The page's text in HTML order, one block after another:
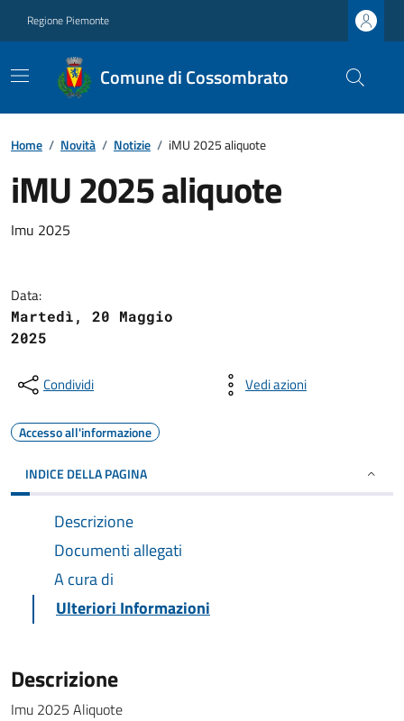
Regione Piemonte
Comune di Cossombrato
Home / Novità / Notizie / iMU 2025 aliquote
iMU 2025 aliquote
Imu 2025
Data:
Martedì, 20 Maggio
2025
Condividi Vedi azioni
Accesso all'informazione
INDICE DELLA PAGINA
Descrizione
Documenti allegati
A cura di
Ulteriori Informazioni
Descrizione
Imu 2025 Aliquote